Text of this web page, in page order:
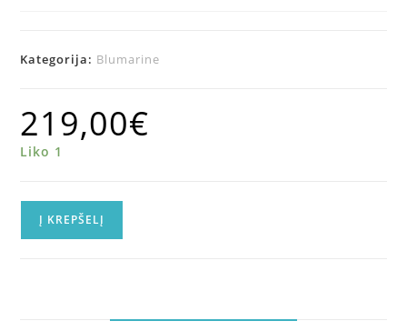
Kategorija: Blumarine
219,00€
Liko 1
Į KREPŠELĮ